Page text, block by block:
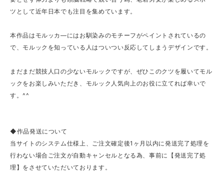
ツとして近年日本でも注目を集めています。
本作品はモルッカ―にはお馴染みのモチーフがペイントされているの
で、モルックを知っている人はついつい反応してしまうデザインです。
まだまだ競技人口の少ないモルックですが、ぜひこのクツを履いてモル
ックをお楽しみいただき、モルック人気向上のお役に立てれば幸いで
す。^^
◆作品発送について
当サイトのシステム仕様上、ご注文確定後1ヶ月以内に発送完了処理を
行わない場合ご注文が自動キャンセルとなる為、事前に【発送完了処
理】をさせていただいております。